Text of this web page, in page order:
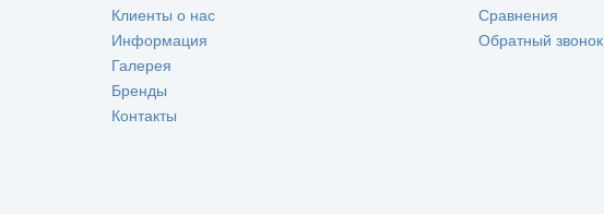
Клиенты о нас
Информация
Галерея
Бренды
Контакты
Сравнения
Обратный звонок